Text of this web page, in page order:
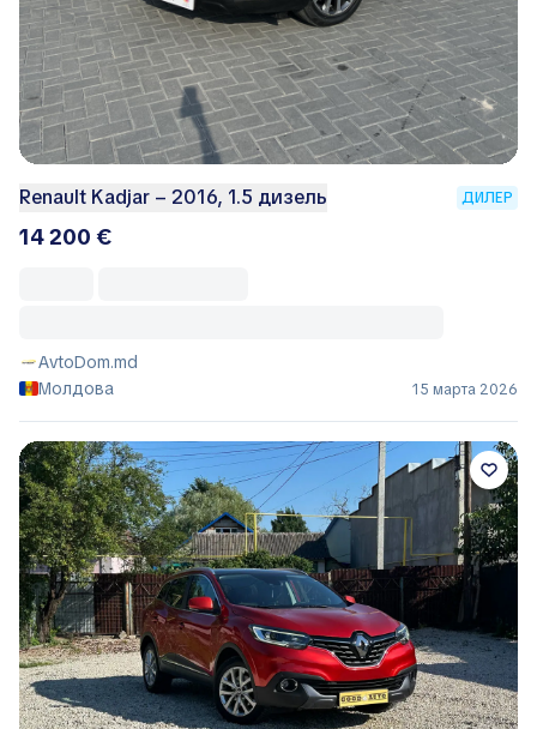
Renault Kadjar – 2016, 1.5 дизель ДИЛЕР
14 200 €
AvtoDom.md
Молдова
15 марта 2026